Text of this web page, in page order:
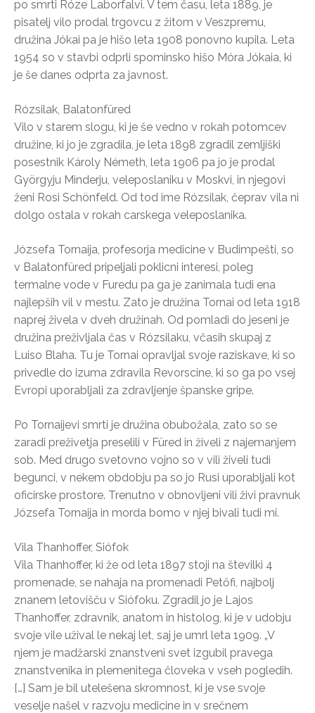
po smrti Róze Laborfalvi. V tem času, leta 1889, je
pisatelj vilo prodal trgovcu z žitom v Veszpremu,
družina Jókai pa je hišo leta 1908 ponovno kupila. Leta
1954 so v stavbi odprli spominsko hišo Móra Jókaia, ki
je še danes odprta za javnost.
Rózsilak, Balatonfüred
Vilo v starem slogu, ki je še vedno v rokah potomcev
družine, ki jo je zgradila, je leta 1898 zgradil zemljiški
posestnik Károly Németh, leta 1906 pa jo je prodal
Györgyju Minderju, veleposlaniku v Moskvi, in njegovi
ženi Rosi Schönfeld. Od tod ime Rózsilak, čeprav vila ni
dolgo ostala v rokah carskega veleposlanika.
Józsefa Tornaija, profesorja medicine v Budimpešti, so
v Balatonfüred pripeljali poklicni interesi, poleg
termalne vode v Furedu pa ga je zanimala tudi ena
najlepših vil v mestu. Zato je družina Tornai od leta 1918
naprej živela v dveh družinah. Od pomladi do jeseni je
družina preživljala čas v Rózsilaku, včasih skupaj z
Luiso Blaha. Tu je Tornai opravljal svoje raziskave, ki so
privedle do izuma zdravila Revorscine, ki so ga po vsej
Evropi uporabljali za zdravljenje španske gripe.
Po Tornaijevi smrti je družina obubožala, zato so se
zaradi preživetja preselili v Füred in živeli z najemanjem
sob. Med drugo svetovno vojno so v vili živeli tudi
begunci, v nekem obdobju pa so jo Rusi uporabljali kot
oficirske prostore. Trenutno v obnovljeni vili živi pravnuk
Józsefa Tornaija in morda bomo v njej bivali tudi mi.
Vila Thanhoffer, Siófok
Vila Thanhoffer, ki že od leta 1897 stoji na številki 4
promenade, se nahaja na promenadi Petőfi, najbolj
znanem letovišču v Siófoku. Zgradil jo je Lajos
Thanhoffer, zdravnik, anatom in histolog, ki je v udobju
svoje vile užival le nekaj let, saj je umrl leta 1909. „V
njem je madžarski znanstveni svet izgubil pravega
znanstvenika in plemenitega človeka v vseh pogledih.
[…] Sam je bil utelešena skromnost, ki je vse svoje
veselje našel v razvoju medicine in v srečnem